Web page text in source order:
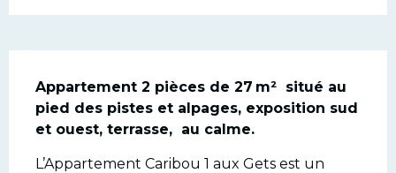
Description
Appartement 2 pièces de 27 m²  situé au
pied des pistes et alpages, exposition sud
et ouest, terrasse,  au calme.
L’Appartement Caribou 1 aux Gets est un